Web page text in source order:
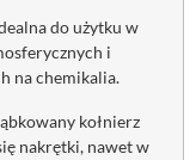
do użytku w
i
na chemikalia.
kołnierz
nakrętki, nawet w